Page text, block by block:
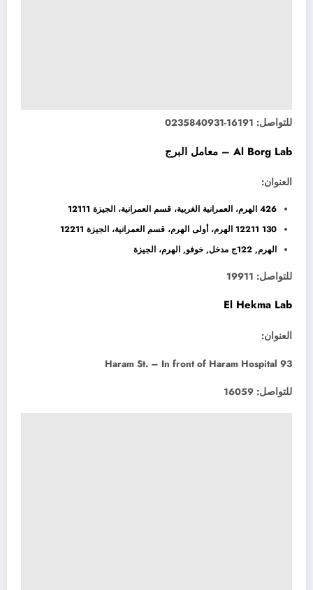
للتواصل: 16191-0235840931
Al Borg Lab – معامل البرج
العنوان:
426 الهرم، العمرانية الغربية، قسم العمرانية، الجيزة 12111
130 12211 الهرم، أولى الهرم، قسم العمرانية، الجيزة 12211
الهرم, 122ج مدخل, خوفو, الهرم، الجيزة
للتواصل: 19911
El Hekma Lab
العنوان:
93 Haram St. – In front of Haram Hospital
للتواصل: 16059